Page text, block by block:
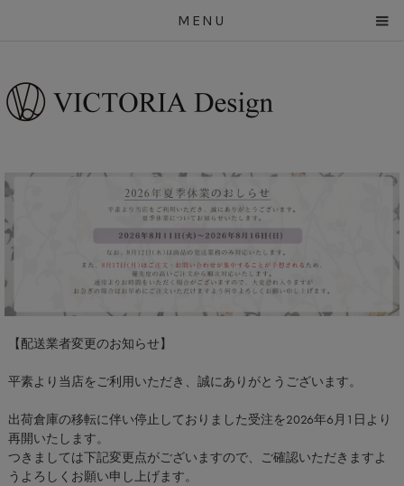
MENU
【配送業者変更のお知らせ】
平素より当店をご利用いただき、誠にありがとうございます。
出荷倉庫の移転に伴い停止しておりました受注を2026年6月1日より
再開いたします。
つきましては下記変更点がございますので、ご確認いただきますよ
うよろしくお願い申し上げます。